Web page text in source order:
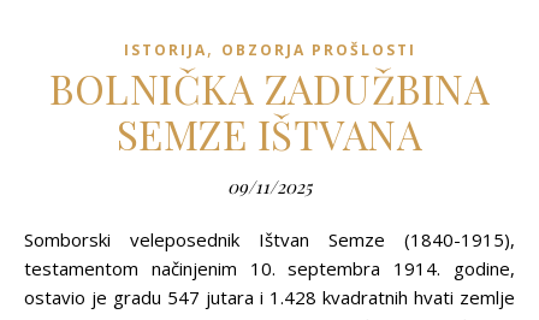
ISTORIJA, OBZORJA PROŠLOSTI
BOLNIČKA ZADUŽBINA
SEMZE IŠTVANA
09/11/2025
Somborski veleposednik Ištvan Semze (1840-1915),
testamentom načinjenim 10. septembra 1914. godine,
ostavio je gradu 547 jutara i 1.428 kvadratnih hvati zemlje